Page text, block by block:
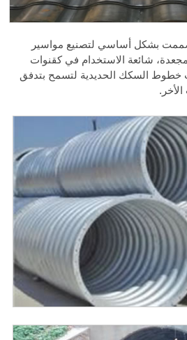
صممت بشكل أساسي لتصنيع مواسير
شائعة الاستخدام في كقنوات
السكك الحديدية لتسمح بتدفق